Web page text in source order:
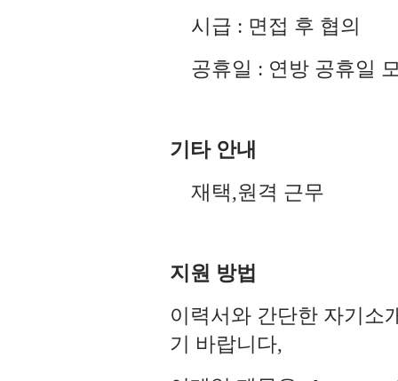
시급 : 면접 후 협의
공휴일 : 연방 공휴일
기타 안내
재택,원격 근무
지원 방법
이력서와 간단한 자기소
기 바랍니다,